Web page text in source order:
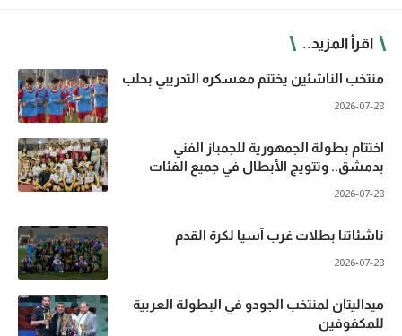
اقرأ المزيد..
منتخب الناشئين يختتم معسكره التدريبي بحلب
2026-07-28
اختتام بطولة الجمهورية للجمباز الفني
بدمشق.. وتتويج الأبطال في جميع الفئات
2026-07-28
ناشئاتنا بطلات غرب آسيا لكرة القدم
2026-07-28
ميداليتان لمنتخب الجودو في البطولة العربية
للمكفوفين